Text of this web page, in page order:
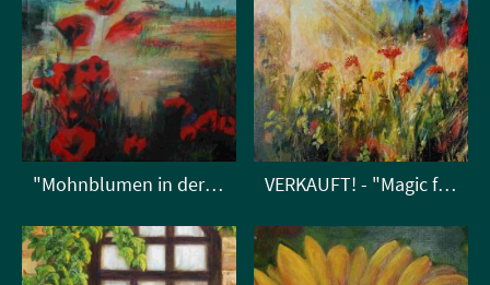
"Mohnblumen in der Toskana" VERKAUFT! - "Magic fields"